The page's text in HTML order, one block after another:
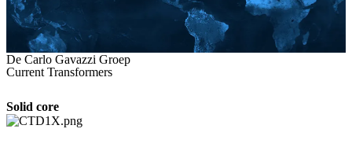
De Carlo Gavazzi Groep
Current Transformers
Solid core